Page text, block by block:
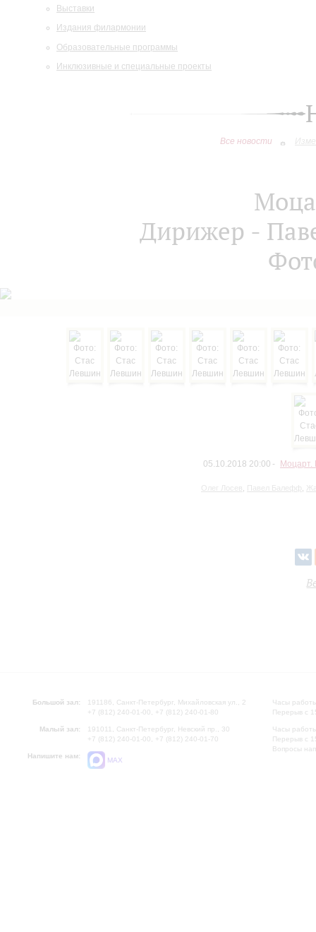
Выставки
Издания филармонии
Образовательные программы
Инклюзивные и специальные проекты
Все новости
Дирижер -
05.10.2018 20:00 Моцарт.
Олег Лосев Павел Балефф
Большой зал:
191186, Санкт-Петербург, Михайловская ул., 2
+7 (812) 240-01-00, +7 (812) 240-01-80
Малый зал:
191011, Санкт-Петербург, Невский пр., 30
+7 (812) 240-01-00, +7 (812) 240-01-70
Напишите нам:
MAX
Часы
Перерыв с
Часы
Перерыв с
Вопросы